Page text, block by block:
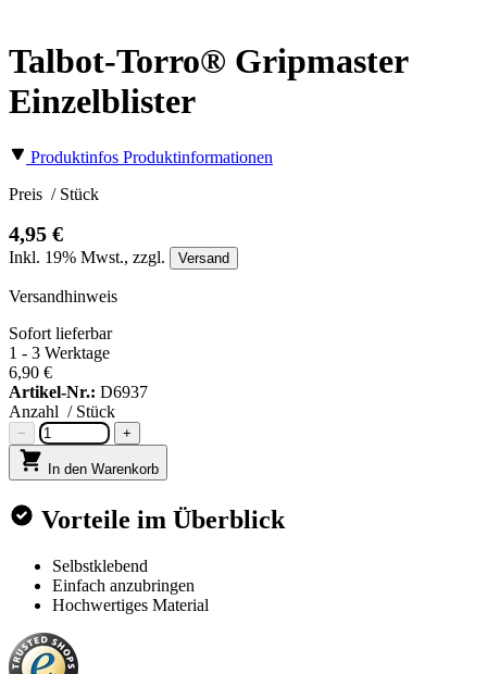
Talbot-Torro® Gripmaster
Einzelblister
Produktinfos Produktinformationen
Preis / Stück
4,95 €
Inkl. 19% Mwst., zzgl. Versand
Versandhinweis
Sofort lieferbar
1 - 3 Werktage
6,90 €
Artikel-Nr.: D6937
Anzahl / Stück
− +
In den Warenkorb
Vorteile im Überblick
Selbstklebend
Einfach anzubringen
Hochwertiges Material